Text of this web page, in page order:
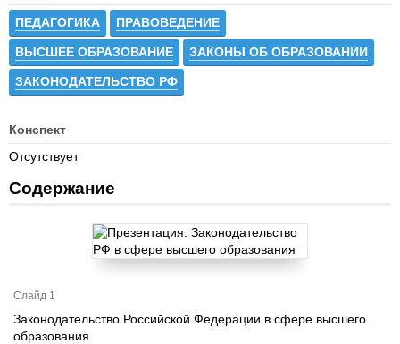
ПЕДАГОГИКА ПРАВОВЕДЕНИЕ
ВЫСШЕЕ ОБРАЗОВАНИЕ ЗАКОНЫ ОБ ОБРАЗОВАНИИ
ЗАКОНОДАТЕЛЬСТВО РФ
Конспект
Отсутствует
Содержание
Слайд 1
Законодательство Российской Федерации в сфере высшего
образования